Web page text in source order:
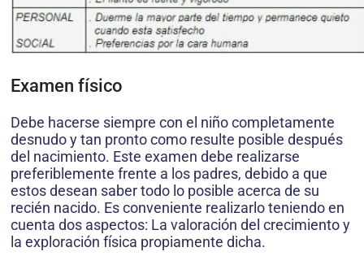
Examen físico
Debe hacerse siempre con el niño completamente
desnudo y tan pronto como resulte posible después
del nacimiento. Este examen debe realizarse
preferiblemente frente a los padres, debido a que
estos desean saber todo lo posible acerca de su
recién nacido. Es conveniente realizarlo teniendo en
cuenta dos aspectos: La valoración del crecimiento y
la exploración física propiamente dicha.